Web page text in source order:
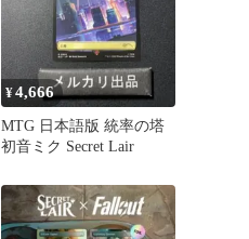
¥4,666
MTG 日本語版 統率の塔
初音ミク Secret Lair